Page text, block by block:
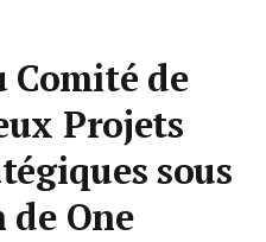
Comité de
Projets
sous
One